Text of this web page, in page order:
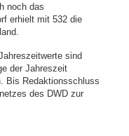
noch das
erhielt mit 532 die
sind
der Jahreszeit
Bis Redaktionsschluss
des DWD zur